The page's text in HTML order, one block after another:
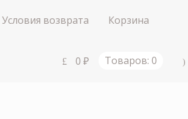
Условия возврата Корзина
0 ₽ Товаров: 0